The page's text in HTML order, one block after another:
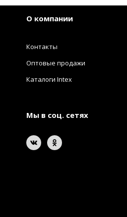
О компании
Контакты
Оптовые продажи
Каталоги Intex
Мы в соц. сетях